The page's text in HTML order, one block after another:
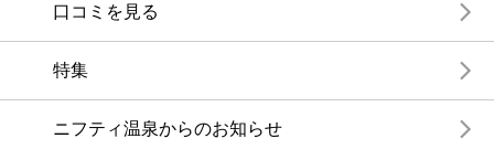
口コミを見る
特集
ニフティ温泉からのお知らせ